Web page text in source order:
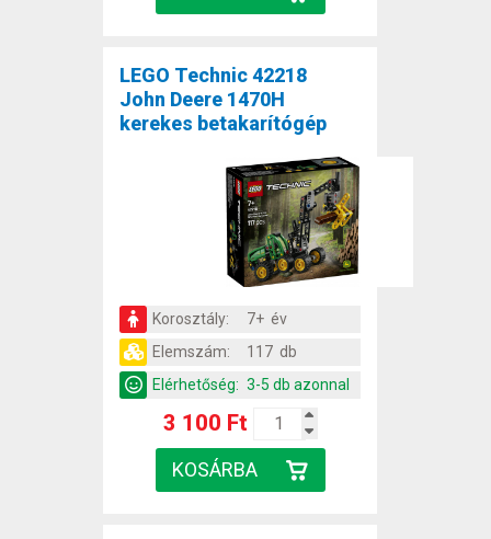
LEGO Technic 42218
John Deere 1470H
kerekes betakarítógép
Korosztály:
7+ év
Elemszám:
117 db
Elérhetőség: 3-5 db azonnal
3 100 Ft